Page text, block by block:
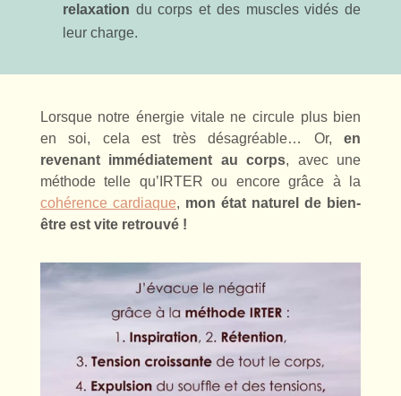
relaxation du corps et des muscles vidés de
leur charge.
Lorsque notre énergie vitale ne circule plus bien
en soi, cela est très désagréable… Or,en
revenant immédiatement au corps, avec une
méthode telle qu’IRTER ou encore grâce à la
cohérence cardiaque, mon état naturel de bien-
être est vite retrouvé !